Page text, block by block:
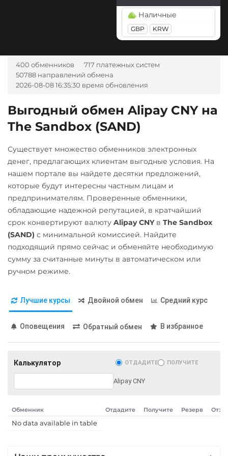
Tron (TRX)
TrueUSD (TUSD)
ERC20
Uniswap (UNI)
USD Coin (USDC)
ERC20
Polygon
ARB
OP
BASE
Utopia USD (UUSD)
VeChain (VET)
Zcash (ZEC)
BGN
CZK GEL
NOK
TJS
UZS
RON
А-Банк UAH
Альфа-Банк
RUB
Беларусбанк BYN
Газпромбанк RUB
Евразийский Банк KZT
ЕРИП Расчет BYN
Карта Unionpay CNY
Карта UZCARD UZS
Карта МИР RUB
Любой банк
GEL
МТС Банк RUB
Почта Банк RUB
Наличные
GBP KRW
400 обменников
717 платежных систем
50788 направлений обмена
2026-08-08 16:35:30 время обновления
Выгодный обмен Alipay CNY на
The Sandbox (SAND)
Существует множество обменников электронных
денег, предлагающих клиентам выгодные условия. На
нашем портале вы найдете десятки предложений,
которые будут интересны частным лицам и
предпринимателям. Проверенные обменники,
обладающие надежной репутацией, в кратчайший
срок конвертируют валюту Alipay CNYв The Sandbox
(SAND) с минимальной комиссией. Найдите
подходящий прямо сейчас и обменяйте необходимую
сумму за считанные минуты в автоматическом или
ручном режиме.
Лучшие курсы Двойной обмен Средний курс
Оповещения Обратный обмен В избранное
Калькулятор ОТДАДИТЕ ПОЛУЧИТЕ
Alipay CNY
Обменник Отдадите Получите Резерв
No data available in table